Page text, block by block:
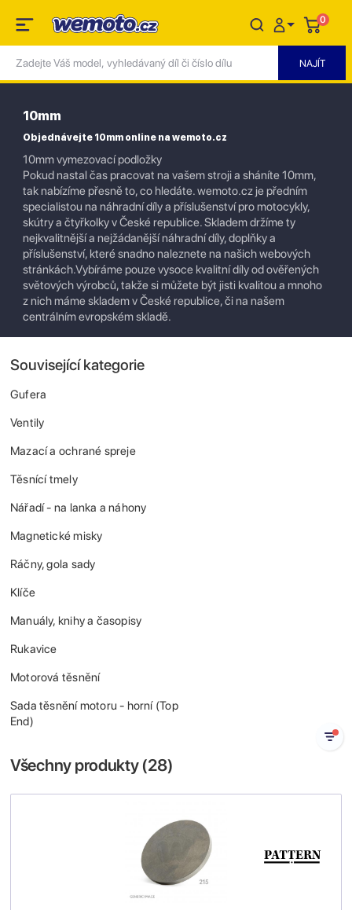
0
10mm
Objednávejte 10mm online na wemoto.cz
10mm vymezovací podložky
Pokud nastal čas pracovat na vašem stroji a sháníte 10mm,
tak nabízíme přesně to, co hledáte. wemoto.cz je předním
specialistou na náhradní díly a příslušenství pro motocykly,
skútry a čtyřkolky v České republice. Skladem držíme ty
nejkvalitnější a nejžádanější náhradní díly, doplňky a
příslušenství, které snadno naleznete na našich webových
stránkách.Vybíráme pouze vysoce kvalitní díly od ověřených
světových výrobců, takže si můžete být jisti kvalitou a mnoho
z nich máme skladem v České republice, či na našem
centrálním evropském skladě.
Související kategorie
Gufera
Ventily
Mazací a ochrané spreje
Těsnící tmely
Nářadí - na lanka a náhony
Magnetické misky
Ráčny, gola sady
Klíče
Manuály, knihy a časopisy
Rukavice
Motorová těsnění
Sada těsnění motoru - horní (Top
End)
Všechny produkty (28)